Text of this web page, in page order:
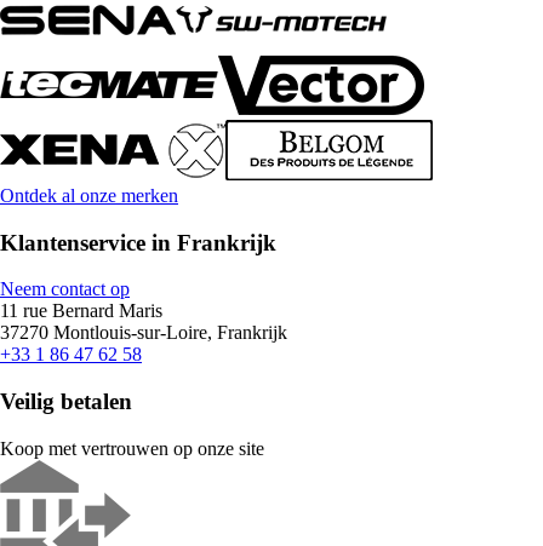
Ontdek al onze merken
Klantenservice in Frankrijk
Neem contact op
11 rue Bernard Maris
37270 Montlouis-sur-Loire, Frankrijk
+33 1 86 47 62 58
Veilig betalen
Koop met vertrouwen op onze site